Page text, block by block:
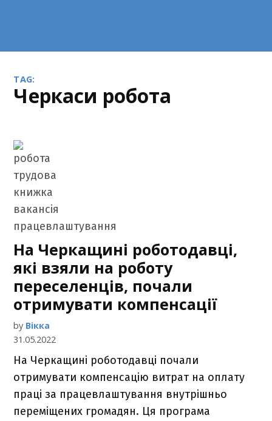
TAG:
Черкаси робота
На Черкащині роботодавці,
які взяли на роботу
переселенців, почали
отримувати компенсації
by Вікка
31.05.2022
На Черкащині роботодавці почали
отримувати компенсацію витрат на оплату
праці за працевлаштування внутрішньо
переміщених громадян. Ця програма